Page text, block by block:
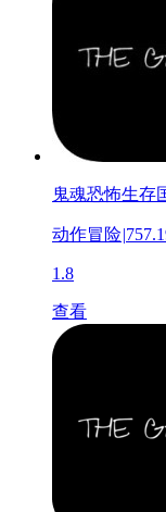
鬼魂恐怖生存
动作冒险|
1.8
查看